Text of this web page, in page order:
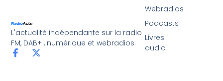
L'actualité indépendante sur la radio
FM, DAB+ , numérique et webradios.
Webradios
Podcasts
Livres
audio